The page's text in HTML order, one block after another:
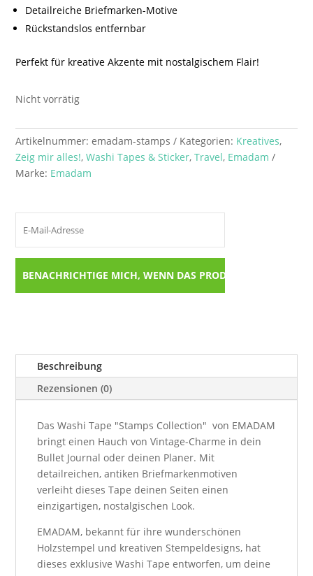
Detailreiche Briefmarken-Motive
Rückstandslos entfernbar
Perfekt für kreative Akzente mit nostalgischem Flair!
Nicht vorrätig
Artikelnummer:emadam-stamps Kategorien: Kreatives,
Zeig mir alles!,Washi Tapes & Sticker,Travel, Emadam
Marke: Emadam
Beschreibung
Rezensionen (0)
Das Washi Tape "Stamps Collection" von EMADAM
bringt einen Hauch von Vintage-Charme in dein
Bullet Journal oder deinen Planer. Mit
detailreichen, antiken Briefmarkenmotiven
verleiht dieses Tape deinen Seiten einen
einzigartigen, nostalgischen Look.
EMADAM, bekannt für ihre wunderschönen
Holzstempel und kreativen Stempeldesigns, hat
dieses exklusive Washi Tape entworfen, um deine